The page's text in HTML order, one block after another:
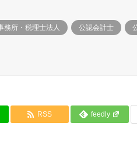
務所・税理士法人 公認会計士
RSS feedly